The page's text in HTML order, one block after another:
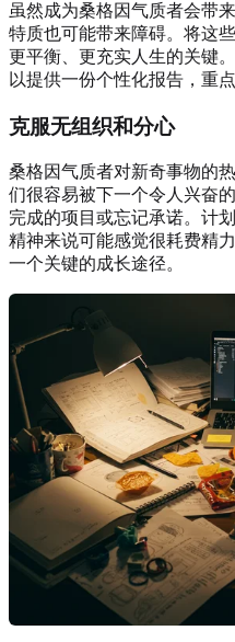
虽然成为桑格因气质者会带
特质也可能带来障碍。将这
更平衡、更充实人生的关键
以提供一份个性化报告，重
克服无组织和分心
桑格因气质者对新奇事物的
们很容易被下一个令人兴奋
完成的项目或忘记承诺。计
精神来说可能感觉很耗费精
一个关键的成长途径。